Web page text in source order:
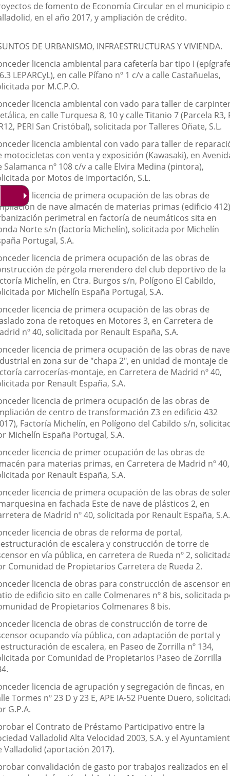
de fomento de Economía Circular en el municipio
en el año 2017, y ampliación de crédito.
DE URBANISMO, INFRAESTRUCTURAS Y VIVIENDA.
licencia ambiental para cafetería bar tipo I
LEPARCyL), en calle Pífano nº 1 c/v a calle Castañuelas,
por M.C.P.O.
licencia ambiental con vado para taller de
en calle Turquesa 8, 10 y calle Titanio 7 (Parcela R3,
PERI San Cristóbal), solicitada por Talleres Oñate, S.L.
licencia ambiental con vado para taller de
motocicletas con venta y exposición (Kawasaki), en
Salamanca nº 108 c/v a calle Elvira Medina (pintora),
por Motos de Importación, S.L.
licencia de primera ocupación de las obras de
de nave almacén de materias primas (edificio
perimetral en factoría de neumáticos sita en
Norte s/n (factoría Michelín), solicitada por Michelín
Portugal, S.A.
licencia de primera ocupación de las obras de
de pérgola merendero del club deportivo de la
Michelín, en Ctra. Burgos s/n, Polígono El Cabildo,
por Michelín España Portugal, S.A.
licencia de primera ocupación de las obras de
zona de retoques en Motores 3, en Carretera de
nº 40, solicitada por Renault España, S.A.
licencia de primera ocupación de las obras de nave
en zona sur de "chapa 2", en unidad de montaje de
carrocerías-montaje, en Carretera de Madrid nº 40,
por Renault España, S.A.
licencia de primera ocupación de las obras de
de centro de transformación Z3 en edificio 432
Factoría Michelín, en Polígono del Cabildo s/n,
Michelín España Portugal, S.A.
licencia de primer ocupación de las obras de
para materias primas, en Carretera de Madrid nº 40,
por Renault España, S.A.
licencia de primera ocupación de las obras de
en fachada Este de nave de plásticos 2, en
de Madrid nº 40, solicitada por Renault España, S.A.
licencia de obras de reforma de portal,
de escalera y construcción de torre de
en vía pública, en carretera de Rueda nº 2,
Comunidad de Propietarios Carretera de Rueda 2.
licencia de obras para construcción de ascensor
de edificio sito en calle Colmenares nº 8 bis, solicitada
de Propietarios Colmenares 8 bis.
licencia de obras de construcción de torre de
ocupando vía pública, con adaptación de portal y
de escalera, en Paseo de Zorrilla nº 134,
por Comunidad de Propietarios Paseo de Zorrilla
licencia de agrupación y segregación de fincas, en
Tormes nº 23 D y 23 E, APE IA-52 Puente Duero,
G.P.A.
el Contrato de Préstamo Participativo entre la
Valladolid Alta Velocidad 2003, S.A. y el
Valladolid (aportación 2017).
convalidación de gasto por trabajos realizados en el